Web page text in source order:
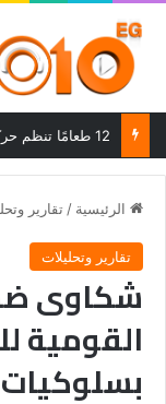
الرئيسية / تقارير
تقارير وتحليلات
شكاوى ضد
القومية